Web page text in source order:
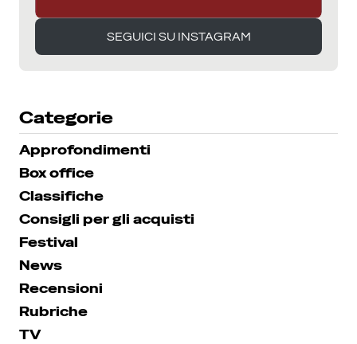
SEGUICI SU INSTAGRAM
SEGUICI SU INSTAGRAM
Categorie
Approfondimenti
Box office
Classifiche
Consigli per gli acquisti
Festival
News
Recensioni
Rubriche
TV